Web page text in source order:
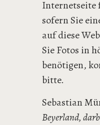
Internetseite
sofern Sie
auf diese
Sie Fotos in
benötigen,
bitte.
Sebastian
Beyerland,